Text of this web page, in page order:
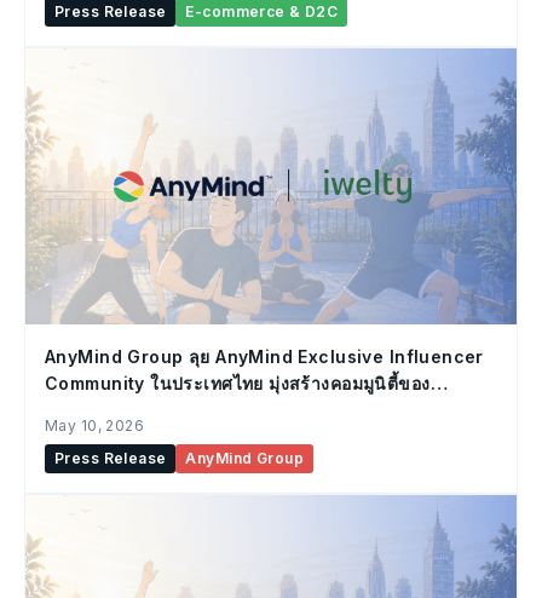
Press Release E-commerce & D2C
AnyMind Group ลุย AnyMind Exclusive Influencer
Community ในประเทศไทย มุ่งสร้างคอมมูนิตี้ของ
May 10, 2026
Press Release
AnyMind Group